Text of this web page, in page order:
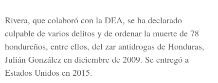
Rivera, que colaboró con la DEA, se ha declarado
culpable de varios delitos y de ordenar la muerte de 78
hondureños, entre ellos, del zar antidrogas de Honduras,
Julián González en diciembre de 2009. Se entregó a
Estados Unidos en 2015.